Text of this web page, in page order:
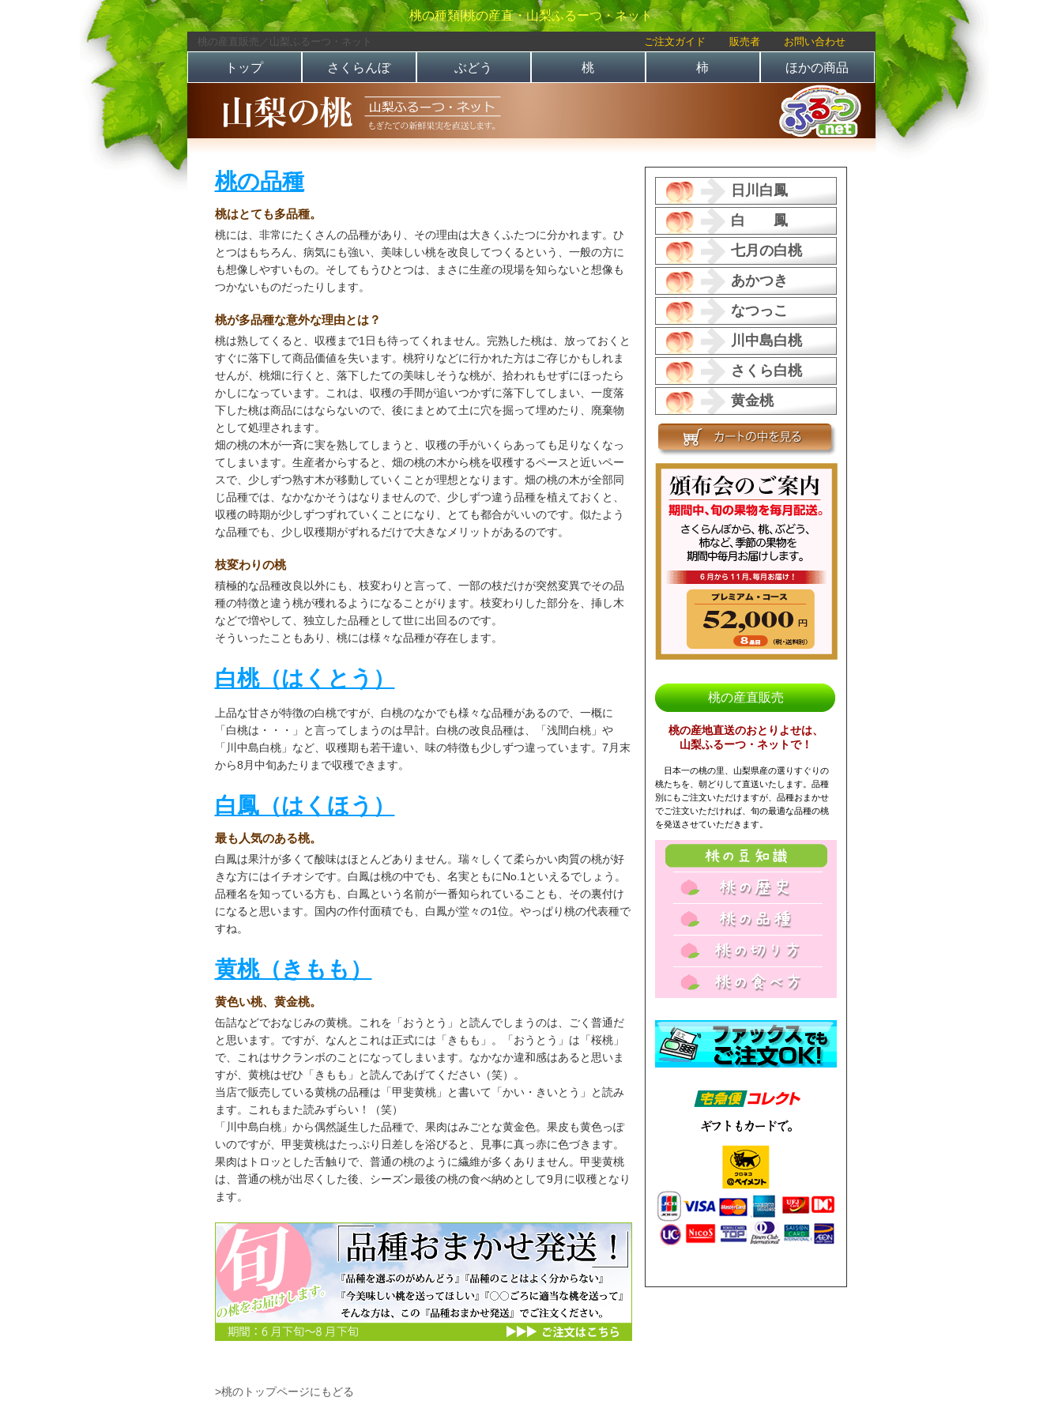
桃の種類|桃の産直・山梨ふるーつ・ネット
桃の産直販売／山梨ふるーつ・ネット ご注文ガイド 販売者 お問い合わせ
トップ さくらんぼ ぶどう 桃 柿 ほかの商品
桃の品種
桃はとても多品種。
桃には、非常にたくさんの品種があり、その理由は大きくふたつに分かれます。ひ
とつはもちろん、病気にも強い、美味しい桃を改良してつくるという、一般の方に
も想像しやすいもの。そしてもうひとつは、まさに生産の現場を知らないと想像も
つかないものだったりします。
桃が多品種な意外な理由とは？
桃は熟してくると、収穫まで1日も待ってくれません。完熟した桃は、放っておくと
すぐに落下して商品価値を失います。桃狩りなどに行かれた方はご存じかもしれま
せんが、桃畑に行くと、落下したての美味しそうな桃が、拾われもせずにほったら
かしになっています。これは、収穫の手間が追いつかずに落下してしまい、一度落
下した桃は商品にはならないので、後にまとめて土に穴を掘って埋めたり、廃棄物
として処理されます。
畑の桃の木が一斉に実を熟してしまうと、収穫の手がいくらあっても足りなくなっ
てしまいます。生産者からすると、畑の桃の木から桃を収穫するペースと近いペー
スで、少しずつ熟す木が移動していくことが理想となります。畑の桃の木が全部同
じ品種では、なかなかそうはなりませんので、少しずつ違う品種を植えておくと、
収穫の時期が少しずつずれていくことになり、とても都合がいいのです。似たよう
な品種でも、少し収穫期がずれるだけで大きなメリットがあるのです。
枝変わりの桃
積極的な品種改良以外にも、枝変わりと言って、一部の枝だけが突然変異でその品
種の特徴と違う桃が穫れるようになることがります。枝変わりした部分を、挿し木
などで増やして、独立した品種として世に出回るのです。
そういったこともあり、桃には様々な品種が存在します。
白桃（はくとう）
上品な甘さが特徴の白桃ですが、白桃のなかでも様々な品種があるので、一概に
「白桃は・・・」と言ってしまうのは早計。白桃の改良品種は、「浅間白桃」や
「川中島白桃」など、収穫期も若干違い、味の特徴も少しずつ違っています。7月末
から8月中旬あたりまで収穫できます。
白鳳（はくほう）
最も人気のある桃。
白鳳は果汁が多くて酸味はほとんどありません。瑞々しくて柔らかい肉質の桃が好
きな方にはイチオシです。白鳳は桃の中でも、名実ともにNo.1といえるでしょう。
品種名を知っている方も、白鳳という名前が一番知られていることも、その裏付け
になると思います。国内の作付面積でも、白鳳が堂々の1位。やっぱり桃の代表種で
すね。
黄桃（きもも）
黄色い桃、黄金桃。
缶詰などでおなじみの黄桃。これを「おうとう」と読んでしまうのは、ごく普通だ
と思います。ですが、なんとこれは正式には「きもも」。「おうとう」は「桜桃」
で、これはサクランボのことになってしまいます。なかなか違和感はあると思いま
すが、黄桃はぜひ「きもも」と読んであげてください（笑）。
当店で販売している黄桃の品種は「甲斐黄桃」と書いて「かい・きいとう」と読み
ます。これもまた読みずらい！（笑）
「川中島白桃」から偶然誕生した品種で、果肉はみごとな黄金色。果皮も黄色っぽ
いのですが、甲斐黄桃はたっぷり日差しを浴びると、見事に真っ赤に色づきます。
果肉はトロッとした舌触りで、普通の桃のように繊維が多くありません。甲斐黄桃
は、普通の桃が出尽くした後、シーズン最後の桃の食べ納めとして9月に収穫となり
ます。
>桃のトップページにもどる
日川白鳳
白 鳳
七月の白桃
あかつき
なつっこ
川中島白桃
さくら白桃
黄金桃
桃の産直販売
桃の産地直送のおとりよせは、
山梨ふるーつ・ネットで！
日本一の桃の里、山梨県産の選りすぐりの
桃たちを、朝どりして直送いたします。品種
別にもご注文いただけますが、品種おまかせ
でご注文いただければ、旬の最適な品種の桃
を発送させていただきます。